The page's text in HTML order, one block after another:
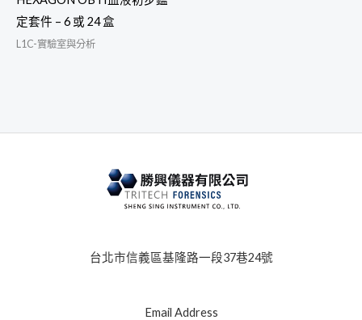
定套件 – 6 或 24 盒
L1C-實驗室與分析
台北市信義區基隆路一段37巷24號
Email Address